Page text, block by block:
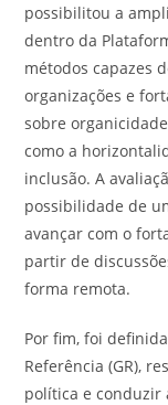
possibilitou a
dentro da
métodos capazes
organizações e
sobre
como a
inclusão. A
possibilidade de
avançar com o
partir de
forma remota.
Por fim, foi
Referência (GR),
política e conduzir